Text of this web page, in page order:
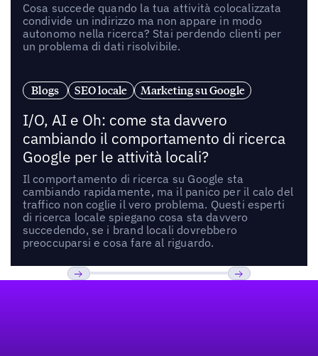
Cosa succede quando la tua attività colocalizzata
condivide un indirizzo ma non appare in modo
autonomo nella ricerca? Stai perdendo clienti per
un problema di dati risolvibile.
Blogs SEO locale Marketing su Google
I/O, AI e Oh: come sta davvero
cambiando il comportamento di ricerca
Google per le attività locali?
Il comportamento di ricerca su Google sta
cambiando rapidamente, ma il panico per il calo del
traffico non coglie il vero problema. Questi esperti
di ricerca locale spiegano cosa sta davvero
succedendo, se i brand locali dovrebbero
preoccuparsi e cosa fare al riguardo.